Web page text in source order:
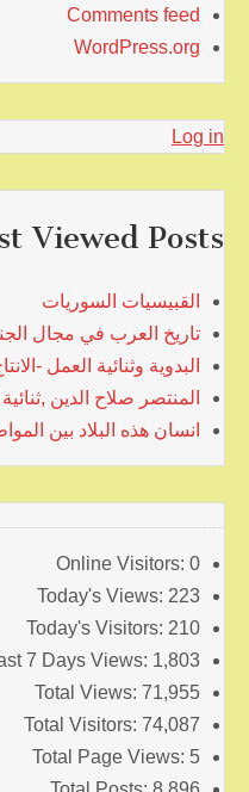
Comments feed
WordPress.org
Log in
Viewed Posts
القبيسيات السوريات
تاريخ العرب في مجال
البدوية وثنائية العمل -
المنتصر صلاح الدين
انسان هذه البلاد بين
Online Visitors: 0
Today's Views: 223
Today's Visitors: 210
7 Days Views: 1,803
Total Views: 71,955
Total Visitors: 74,087
Total Page Views: 5